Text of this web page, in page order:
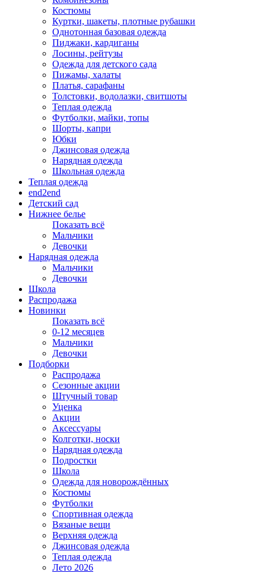
Костюмы
Куртки, шакеты, плотные рубашки
Однотонная базовая одежда
Пиджаки, кардиганы
Лосины, рейтузы
Одежда для детского сада
Пижамы, халаты
Платья, сарафаны
Толстовки, водолазки, свитшоты
Теплая одежда
Футболки, майки, топы
Шорты, капри
Юбки
Джинсовая одежда
Нарядная одежда
Школьная одежда
Теплая одежда
end2end
Детский сад
Нижнее белье
Показать всё
Мальчики
Девочки
Нарядная одежда
Мальчики
Девочки
Школа
Распродажа
Новинки
Показать всё
0-12 месяцев
Мальчики
Девочки
Подборки
Распродажа
Сезонные акции
Штучный товар
Уценка
Акции
Аксессуары
Колготки, носки
Нарядная одежда
Подростки
Школа
Одежда для новорождённых
Костюмы
Футболки
Спортивная одежда
Вязаные вещи
Верхняя одежда
Джинсовая одежда
Теплая одежда
Лето 2026